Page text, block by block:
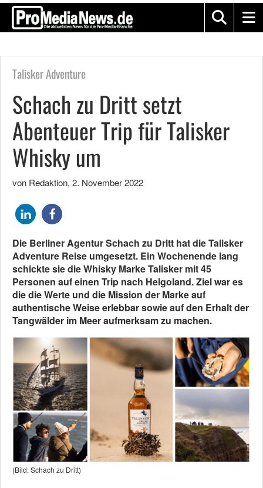
Talisker Adventure
Schach zu Dritt setzt
Abenteuer Trip für Talisker
Whisky um
von Redaktion, 2. November 2022
Die Berliner Agentur Schach zu Dritt hat die Talisker
Adventure Reise umgesetzt. Ein Wochenende lang
schickte sie die Whisky Marke Talisker mit 45
Personen auf einen Trip nach Helgoland. Ziel war es
die die Werte und die Mission der Marke auf
authentische Weise erlebbar sowie auf den Erhalt der
Tangwälder im Meer aufmerksam zu machen.
(Bild: Schach zu Dritt)